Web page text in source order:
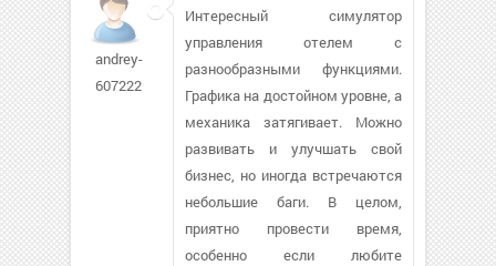
andrey-
607222
Интересный симулятор
управления отелем с
разнообразными функциями.
Графика на достойном уровне, а
механика затягивает. Можно
развивать и улучшать свой
бизнес, но иногда встречаются
небольшие баги. В целом,
приятно провести время,
особенно если любите